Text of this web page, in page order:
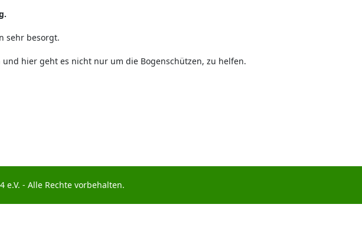
sehr besorgt.
hier geht es nicht nur um die Bogenschützen, zu helfen.
- Alle Rechte vorbehalten.